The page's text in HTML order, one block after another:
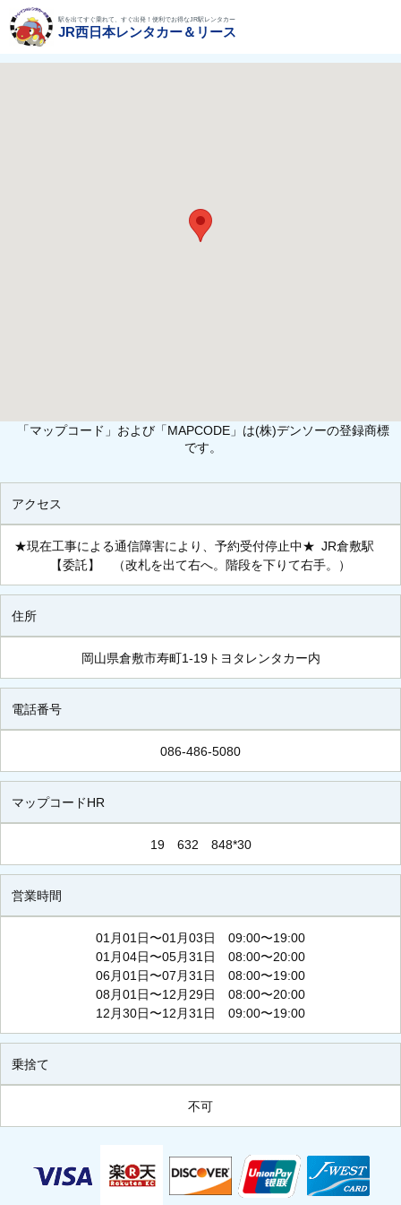
駅を出てすぐ乗れて、すぐ出発！便利でお得なJR駅レンタカー
JR西日本レンタカー＆リース
「マップコード」および「MAPCODE」は(株)デンソーの登録商標
です。
アクセス
★現在工事による通信障害により、予約受付停止中★ JR倉敷駅
【委託】 （改札を出て右へ。階段を下りて右手。）
住所
岡山県倉敷市寿町1-19トヨタレンタカー内
電話番号
086-486-5080
マップコードHR
19 632 848*30
営業時間
01月01日〜01月03日 09:00〜19:00
01月04日〜05月31日 08:00〜20:00
06月01日〜07月31日 08:00〜19:00
08月01日〜12月29日 08:00〜20:00
12月30日〜12月31日 09:00〜19:00
乗捨て
不可